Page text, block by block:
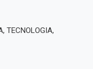
TECNOLOGIA,